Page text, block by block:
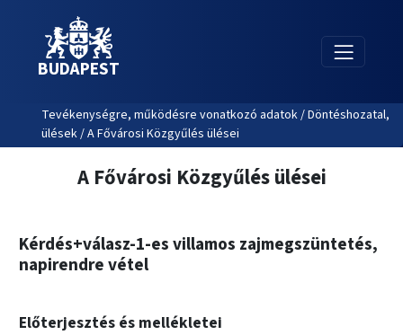
BUDAPEST
Tevékenységre, működésre vonatkozó adatok / Döntéshozatal,
ülések / A Fővárosi Közgyűlés ülései
A Fővárosi Közgyűlés ülései
Kérdés+válasz-1-es villamos zajmegszüntetés,
napirendre vétel
Előterjesztés és mellékletei